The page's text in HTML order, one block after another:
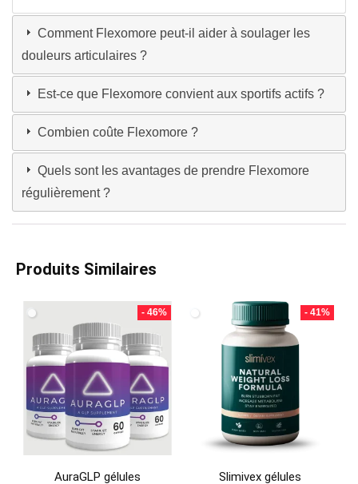
Comment Flexomore peut-il aider à soulager les
douleurs articulaires ?
Est-ce que Flexomore convient aux sportifs actifs ?
Combien coûte Flexomore ?
Quels sont les avantages de prendre Flexomore
régulièrement ?
Produits Similaires
- 46%
AuraGLP gélules
- 41%
Slimivex gélules